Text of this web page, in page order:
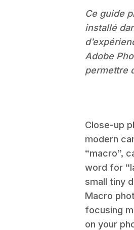
Ce guide
installé
Adobe
permettre
Close-up
modern
“macro”,
word for
small tiny
Macro
focusing
on your